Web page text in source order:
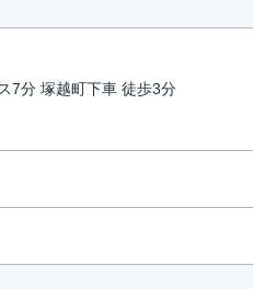
7分 塚越町下車 徒歩3分